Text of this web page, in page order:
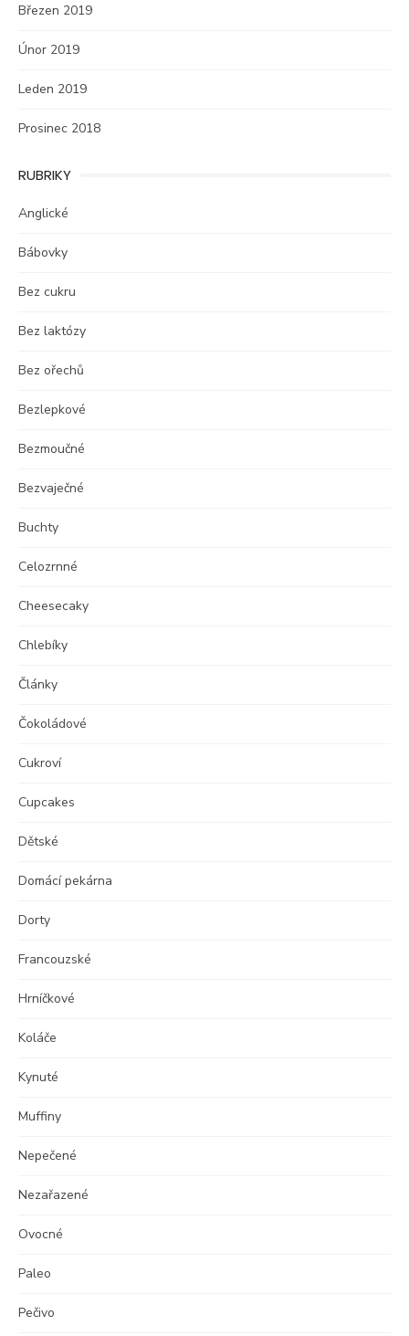
Březen 2019
Únor 2019
Leden 2019
Prosinec 2018
RUBRIKY
Anglické
Bábovky
Bez cukru
Bez laktózy
Bez ořechů
Bezlepkové
Bezmoučné
Bezvaječné
Buchty
Celozrnné
Cheesecaky
Chlebíky
Články
Čokoládové
Cukroví
Cupcakes
Dětské
Domácí pekárna
Dorty
Francouzské
Hrníčkové
Koláče
Kynuté
Muffiny
Nepečené
Nezařazené
Ovocné
Paleo
Pečivo